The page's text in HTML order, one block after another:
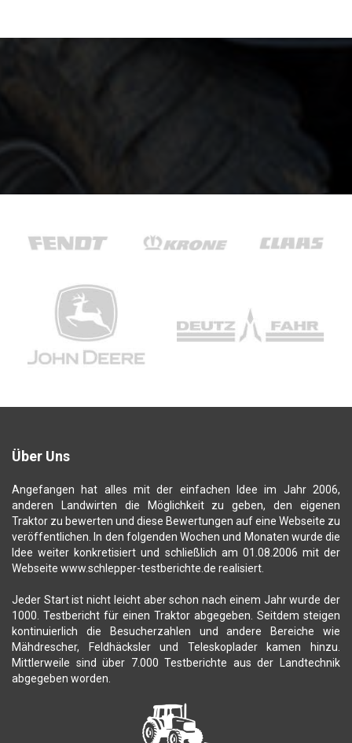
Über Uns
Angefangen hat alles mit der einfachen Idee im Jahr 2006,
anderen Landwirten die Möglichkeit zu geben, den eigenen
Traktor zu bewerten und diese Bewertungen auf eine Webseite zu
veröffentlichen. In den folgenden Wochen und Monaten wurde die
Idee weiter konkretisiert und schließlich am 01.08.2006 mit der
Webseite www.schlepper-testberichte.de realisiert.
Jeder Start ist nicht leicht aber schon nach einem Jahr wurde der
1000. Testbericht für einen Traktor abgegeben. Seitdem steigen
kontinuierlich die Besucherzahlen und andere Bereiche wie
Mähdrescher, Feldhäcksler und Teleskoplader kamen hinzu.
Mittlerweile sind über 7.000 Testberichte aus der Landtechnik
abgegeben worden.